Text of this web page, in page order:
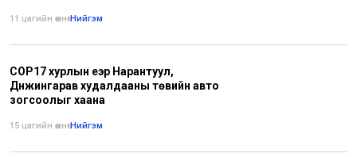
11 цагийн өмнө•Нийгэм
COP17 хурлын үеэр Нарантуул,
Дүнжингарав худалдааны төвийн авто
зогсоолыг хаана
15 цагийн өмнө•Нийгэм